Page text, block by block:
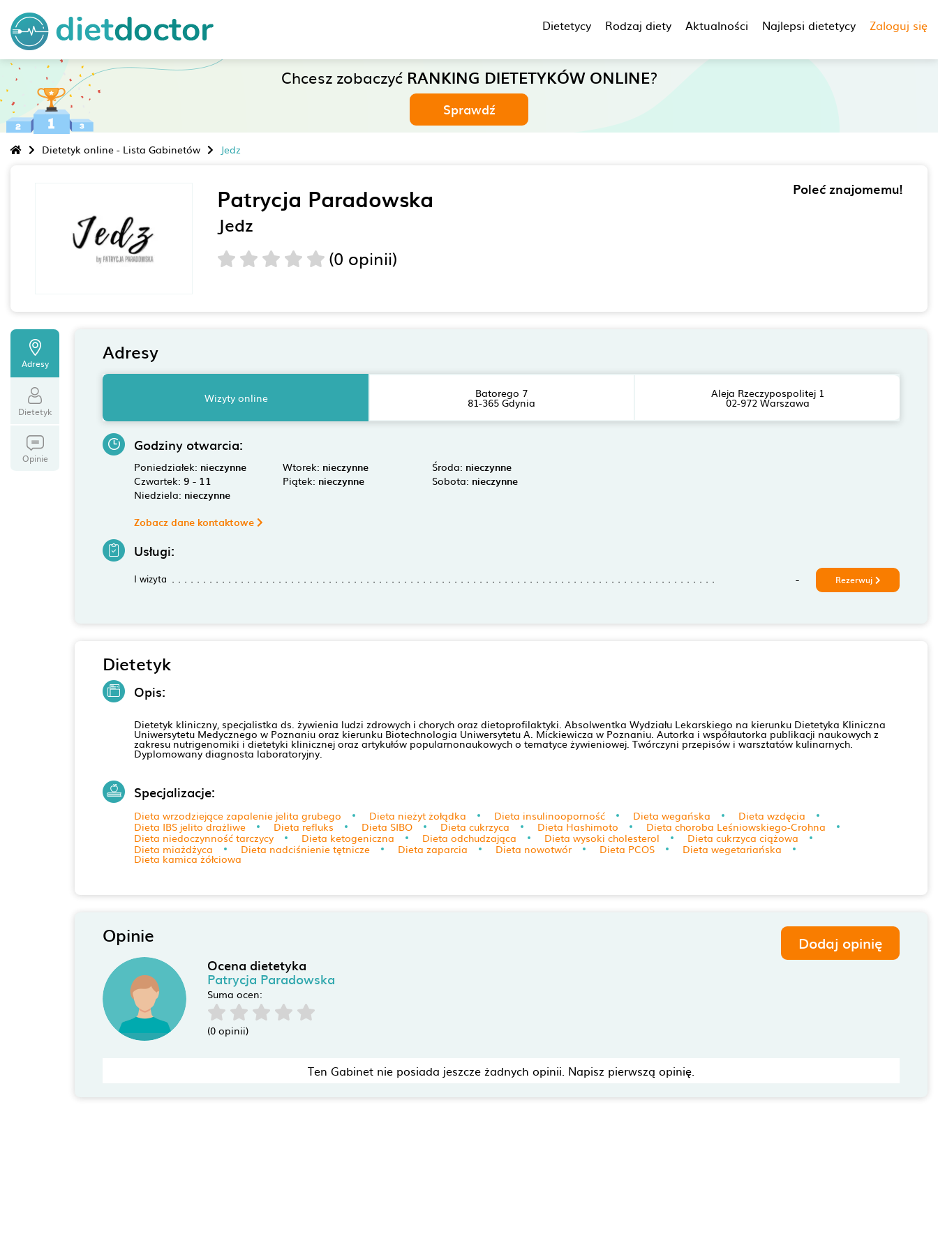
Dietetycy Rodzaj diety Aktualności Najlepsi dietetycy Zaloguj się
Chcesz zobaczyć RANKING DIETETYKÓW ONLINE?
Sprawdź
Dietetyk online - Lista Gabinetów Jedz
Patrycja Paradowska
Jedz
(0 opinii)
Poleć znajomemu!
Adresy
Dietetyk
Opinie
Adresy
Wizyty online Batorego 7
81-365 Gdynia
Aleja Rzeczypospolitej 1
02-972 Warszawa
Godziny otwarcia:
Poniedziałek: nieczynne Wtorek: nieczynne Środa: nieczynne
Czwartek: 9 - 11 Piątek: nieczynne Sobota: nieczynne
Niedziela: nieczynne
Zobacz dane kontaktowe
Usługi:
I wizyta - Rezerwuj
Dietetyk
Opis:
Dietetyk kliniczny, specjalistka ds. żywienia ludzi zdrowych i chorych oraz dietoprofilaktyki. Absolwentka Wydziału Lekarskiego na kierunku Dietetyka Kliniczna
Uniwersytetu Medycznego w Poznaniu oraz kierunku Biotechnologia Uniwersytetu A. Mickiewicza w Poznaniu. Autorka i współautorka publikacji naukowych z
zakresu nutrigenomiki i dietetyki klinicznej oraz artykułów popularnonaukowych o tematyce żywieniowej. Twórczyni przepisów i warsztatów kulinarnych.
Dyplomowany diagnosta laboratoryjny.
Specjalizacje:
Dieta wrzodziejące zapalenie jelita grubego Dieta nieżyt żołądka Dieta insulinooporność Dieta wegańska
Dieta wzdęcia
Dieta IBS jelito drażliwe
Dieta refluks Dieta SIBO Dieta cukrzyca Dieta Hashimoto
Dieta choroba Leśniowskiego-Crohna
Dieta niedoczynność tarczycy
Dieta ketogeniczna Dieta odchudzająca Dieta wysoki cholesterol
Dieta cukrzyca ciążowa
Dieta miażdżyca
Dieta nadciśnienie tętnicze Dieta zaparcia Dieta nowotwór Dieta PCOS Dieta wegetariańska
Dieta kamica żółciowa
Opinie Dodaj opinię
Ocena dietetyka
Patrycja Paradowska
Suma ocen:
(0 opinii)
Ten Gabinet nie posiada jeszcze żadnych opinii. Napisz pierwszą opinię.